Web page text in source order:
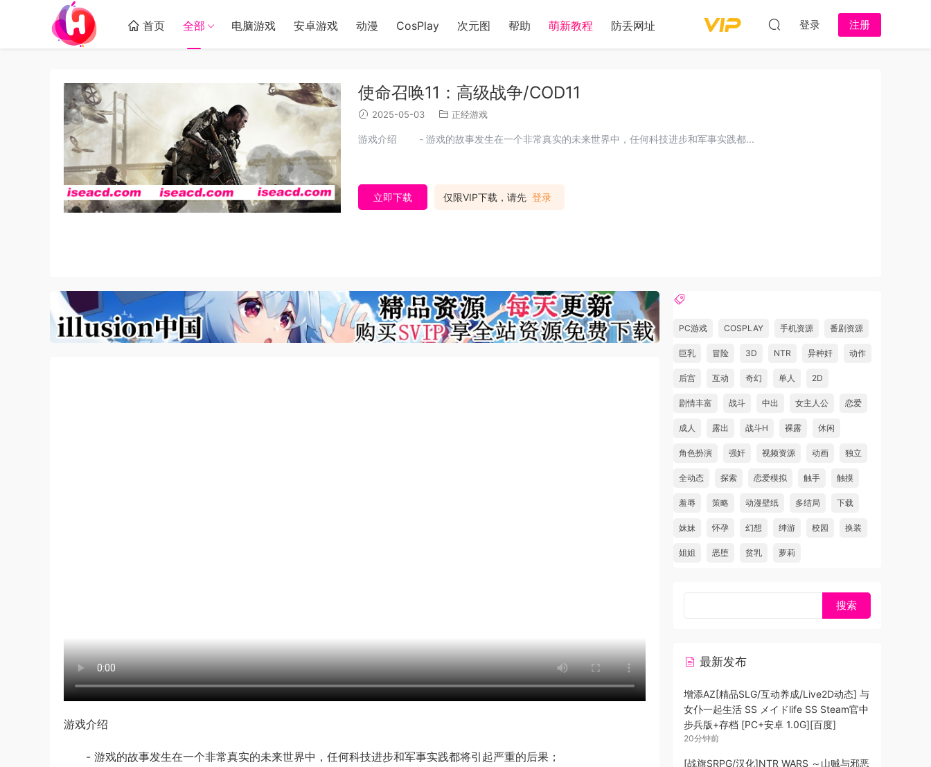
首页 全部 电脑游戏 安卓游戏 动漫 CosPlay 次元图 帮助 萌新教程 防丢网址 登录 注册
使命召唤11：高级战争/COD11
2025-05-03 正经游戏
游戏介绍 - 游戏的故事发生在一个非常真实的未来世界中，任何科技进步和军事实践都...
仅限VIP下载，请先 登录
立即下载
游戏介绍
- 游戏的故事发生在一个非常真实的未来世界中，任何科技进步和军事实践都将引起严重的后果；
PC游戏 COSPLAY 手机资源 番剧资源
巨乳 冒险 3D NTR 异种奸 动作
后宫 互动 奇幻 单人 2D
剧情丰富 战斗 中出 女主人公 恋爱
成人 露出 战斗H 裸露 休闲
角色扮演 强奸 视频资源 动画 独立
全动态 探索 恋爱模拟 触手 触摸
羞辱 策略 动漫壁纸 多结局 下载
妹妹 怀孕 幻想 绅游 校园 换装
姐姐 恶堕 贫乳 萝莉
最新发布
增添AZ[精品SLG/互动养成/Live2D动态] 与
女仆一起生活 SS メイドlife SS Steam官中
步兵版+存档 [PC+安卓 1.0G][百度]
20分钟前
[战旗SRPG/汉化]NTR WARS ～山贼与邪恶